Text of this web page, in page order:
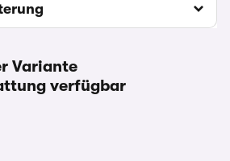
Variante
verfügbar